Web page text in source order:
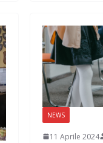
NEWS
11 Aprile 2024